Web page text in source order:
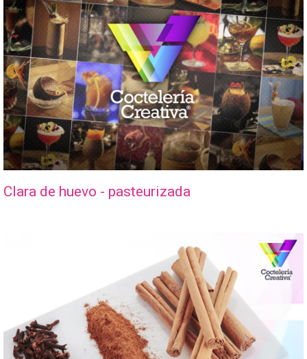
Clara de huevo - pasteurizada